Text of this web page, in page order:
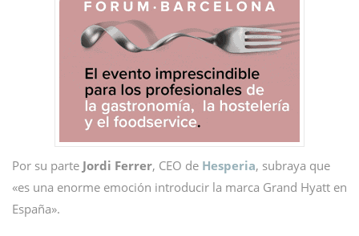
Por su parte Jordi Ferrer, CEO de Hesperia, subraya que
«es una enorme emoción introducir la marca Grand Hyatt en
España».